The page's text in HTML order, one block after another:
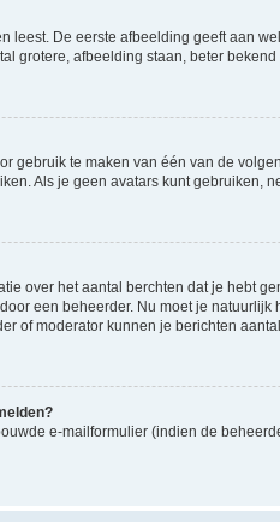
De eerste afbeelding geeft aan
grotere, afbeelding staan, beter
gebruik te maken van één van de
Als je geen avatars kunt gebruiken,
over het aantal berchten dat je hebt
een beheerder. Nu moet je
of moderator kunnen je berichten
e-mailformulier (indien de